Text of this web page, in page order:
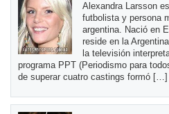
Alexandra Larsson
futbolista y persona
argentina. Nació en
reside en la
la televisión
programa PPT (Periodismo para
de superar cuatro castings formó […]